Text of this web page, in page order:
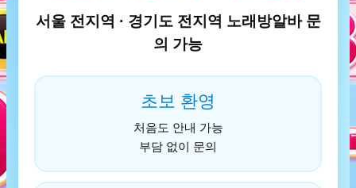
서울 전지역 · 경기도 전지역 노래방알바 문
의 가능
초보 환영
처음도 안내 가능
부담 없이 문의